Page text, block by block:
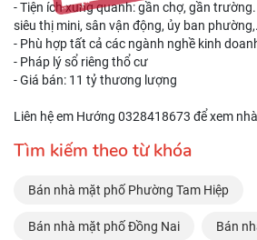
- Tiện ích xung quanh: gần chợ, gần
siêu thị mini, sân vận động, ủy ban
- Phù hợp tất cả các ngành nghề kinh
- Pháp lý sổ riêng thổ cư
- Giá bán: 11 tỷ thương lượng
Liên hệ em Hướng 0328418673 để xem
Tìm kiếm theo từ khóa
Bán nhà mặt phố Phường Tam Hiệp
Bán nhà mặt phố Đồng Nai Bán